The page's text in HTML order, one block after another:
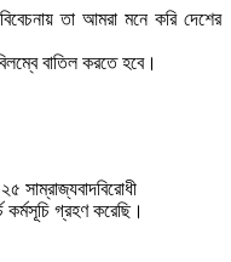
তা আমরা মনে করি দেশের
বাতিল করতে হবে।
কর্মসূচি গ্রহণ করেছি।